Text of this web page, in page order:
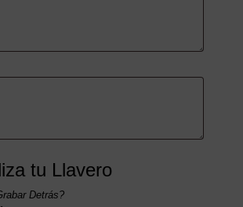
tu Llavero
Detrás?